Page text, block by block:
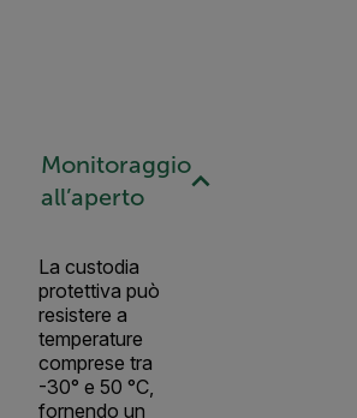
Monitoraggio
all’aperto
La custodia
protettiva può
resistere a
temperature
comprese tra
-30° e 50 °C,
fornendo un